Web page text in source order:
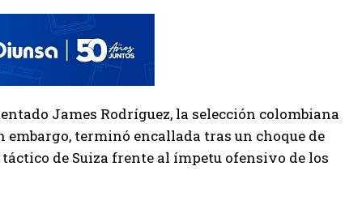
James Rodríguez, la selección colombiana
terminó encallada tras un choque de
de Suiza frente al ímpetu ofensivo de los